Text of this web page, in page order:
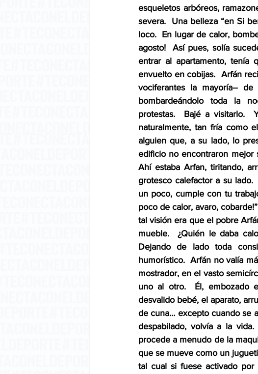
esqueletos arbóreos,
severa.  Una belleza “en Si
loco.  En lugar de calor,
agosto!  Así pues, solía
entrar al apartamento, tenía
envuelto en cobijas.  Arfán
vociferantes la mayoría–
bombardeándolo toda la
protestas.  Bajé a visitarlo.
naturalmente, tan fría como
alguien que, a su lado, lo
edificio no encontraron mejor
Ahí estaba Arfan, tiritando,
grotesco calefactor a su lado.
un poco, cumple con tu
poco de calor, avaro,
tal visión era que el pobre
mueble.  ¿Quién le daba
Dejando de lado toda
humorístico.  Arfán no valía
mostrador, en el vasto
uno al otro.  Él, embozado
desvalido bebé, el aparato,
de cuna… excepto cuando se
despabilado, volvía a la
procede a menudo de la
que se mueve como un
tal cual si fuese activado